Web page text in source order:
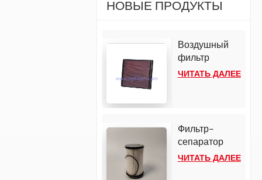
НОВЫЕ ПРОДУКТЫ
Воздушный
фильтр
повышенной
3.0L L4 Diesel
2025 года
выпуска и
ЧИТАТЬ ДАЛЕЕ
Фильтр-
сепаратор
топлива и
ЧИТАТЬ ДАЛЕЕ